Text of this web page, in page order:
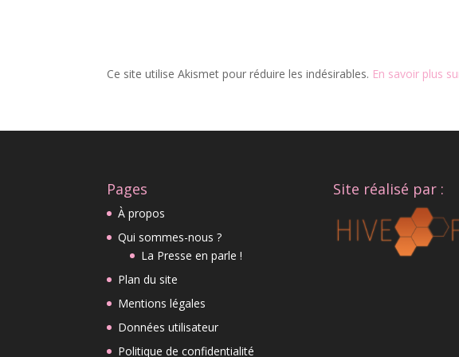
Ce site utilise Akismet pour réduire les indésirables. En savoir plus
Pages
À propos
Qui sommes-nous ?
La Presse en parle !
Plan du site
Mentions légales
Données utilisateur
Politique de confidentialité
Site réalisé par :